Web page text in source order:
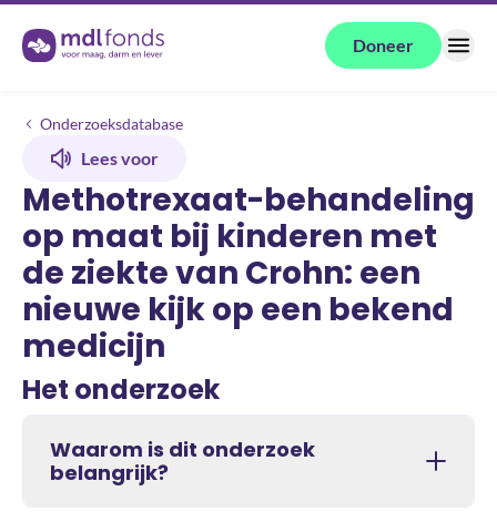
Terug naar de homepage Doneer
Onderzoeken
Onderzoeksdatabase
Methotrexaat-behandeling op maat bij kinderen met de ziekte van
Lees voor
Methotrexaat-behandeling
op maat bij kinderen met
de ziekte van Crohn: een
nieuwe kijk op een bekend
medicijn
Het onderzoek
Waarom is dit onderzoek
belangrijk?